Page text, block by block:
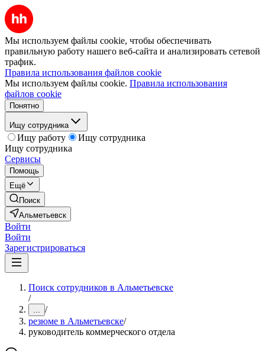
Мы используем файлы cookie, чтобы обеспечивать
правильную работу нашего веб-сайта и анализировать сетевой
трафик.
Правила использования файлов cookie
Мы используем файлы cookie. Правила использования
файлов cookie
Понятно
Ищу сотрудника
Ищу работу
Ищу сотрудника
Ищу сотрудника
Сервисы
Помощь
Ещё
Поиск
Альметьевск
Войти
Войти
Зарегистрироваться
Поиск сотрудников в Альметьевске
/
... /
резюме в Альметьевске/
руководитель коммерческого отдела